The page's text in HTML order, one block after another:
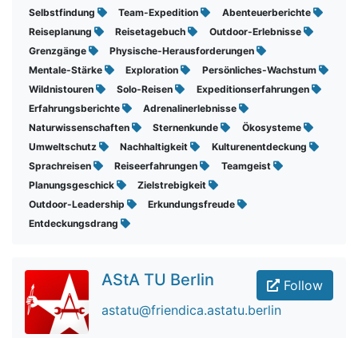
Selbstfindung
Team-Expedition
Abenteuerberichte
Reiseplanung
Reisetagebuch
Outdoor-Erlebnisse
Grenzgänge
Physische-Herausforderungen
Mentale-Stärke
Exploration
Persönliches-Wachstum
Wildnistouren
Solo-Reisen
Expeditionserfahrungen
Erfahrungsberichte
Adrenalinerlebnisse
Naturwissenschaften
Sternenkunde
Ökosysteme
Umweltschutz
Nachhaltigkeit
Kulturenentdeckung
Sprachreisen
Reiseerfahrungen
Teamgeist
Planungsgeschick
Zielstrebigkeit
Outdoor-Leadership
Erkundungsfreude
Entdeckungsdrang
Follow
AStA TU Berlin
astatu@friendica.astatu.berlin